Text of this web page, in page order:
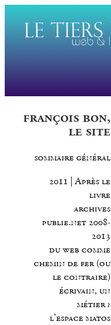
françois bon,
le site
sommaire général
2011 | Après le
livre
archives
publie.net 2008-
2013
du web comme
chemin de fer (ou
le contraire)
écrivain, un
métier ?
l’espace matos